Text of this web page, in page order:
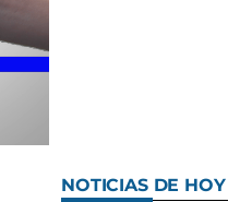
NOTICIAS DE HOY